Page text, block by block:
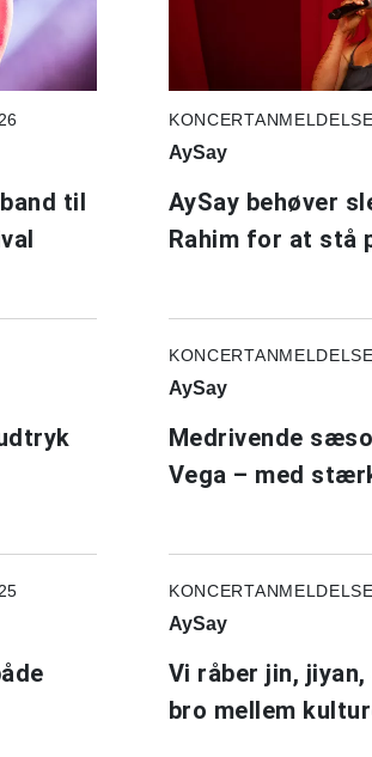
til
AySay
AySay behøver
Rahim for at stå
AySay
Medrivende
Vega – med
AySay
Vi råber jin,
bro mellem